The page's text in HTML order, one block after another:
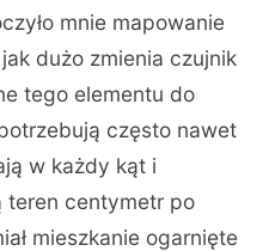
mnie mapowanie
dużo zmienia czujnik
tego elementu do
często nawet
w każdy kąt i
teren centymetr po
mieszkanie ogarnięte